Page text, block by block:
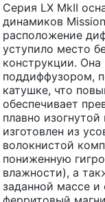
Серия LX MkII
динамиков
расположение
уступило место
конструкции.
поддиффузором,
катушке, что
обеспечивает
плавно
изготовлен из
волокнистой
пониженную
влажности), а
заданной массе